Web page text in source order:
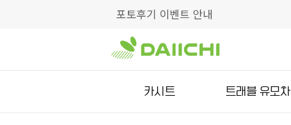
포토후기 이벤트 안내
카시트 트래블 유모차